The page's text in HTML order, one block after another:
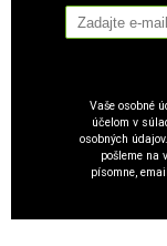
Vaše osobné
účelom v
osobných
pošleme na
písomne,